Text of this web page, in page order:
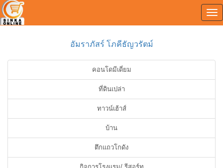
อัมราภัสร์ โภคีธัญวรัตม์
คอนโดมีเดี่ยม
ที่ดินเปล่า
ทาวน์เฮ้าส์
บ้าน
ตึกแถวโกดัง